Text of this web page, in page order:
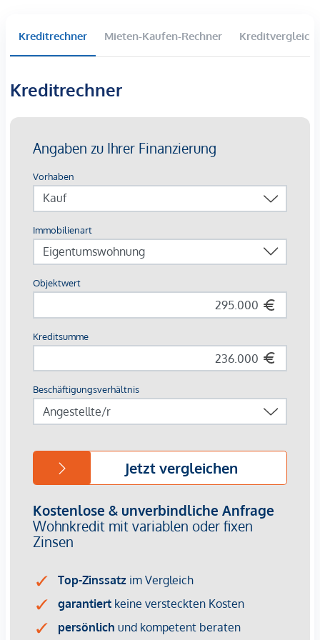
Straßenbahnlinie: 18
dem zu vermittelnden Dritten ein familiäres oder
Infrastruktur / Entfernungen
Gesundheit
Arzt <250m
Apotheke <500m
Klinik <500m
Krankenhaus <500m
Kinder & Schulen
Schule <250m
Universität <750m
Höhere Schule <750m
Nahversorgung
Bäckerei <250m
Einkaufszentrum <750m
Sonstige
Geldautomat <500m
Bank <500m
Polizei <500m
Verkehr
Kreditrechner Mieten-Kaufen-Rechner Kreditvergleich
Kreditrechner